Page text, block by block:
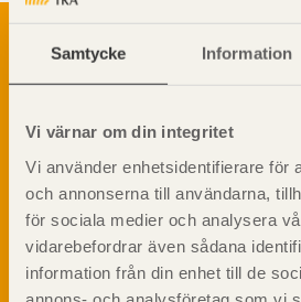
Samtycke Information
Vi värnar om din integritet
Vi använder enhetsidentifierare för
och annonserna till användarna,
för sociala medier och analysera
vidarebefordrar även sådana
information från din enhet till de
Materialet trä
Barrträdets uppbyggnad
Sågverksprocessen
Träbaserade produkter
Kemisk behandling
Fakta om Limträ
Byggfysik
TräGuiden är den digitala
materialet trä samt
Dela på